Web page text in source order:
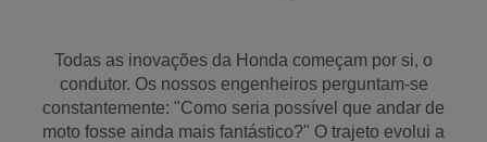
Todas as inovações da Honda começam por si, o
condutor. Os nossos engenheiros perguntam-se
constantemente: "Como seria possível que andar de
moto fosse ainda mais fantástico?" O trajeto evolui a